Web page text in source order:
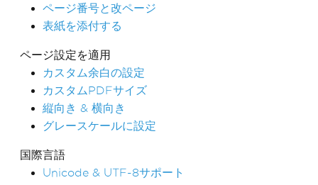
ページ番号と改ページ
表紙を添付する
ページ設定を適用
カスタム余白の設定
カスタムPDFサイズ
縦向き & 横向き
グレースケールに設定
国際言語
Unicode & UTF-8サポート